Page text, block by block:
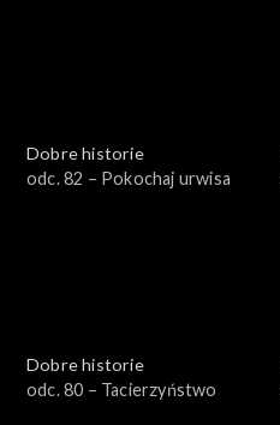
Dobre historie
odc. 82 – Pokochaj urwisa
Dobre historie
odc. 80 – Tacierzyństwo